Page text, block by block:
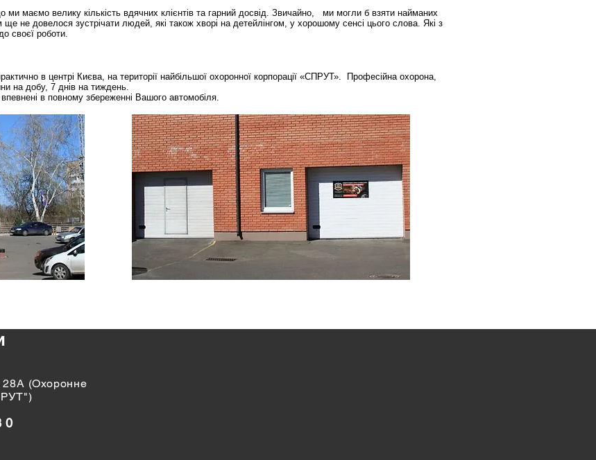
ми маємо велику кількість вдячних клієнтів та гарний досвід. Звичайно, ми могли б взяти найманих
ще не довелося зустрічати людей, які також хворі на детейлінгом, у хорошому сенсі цього слова. Які з
своєї роботи.
в центрі Києва, на території найбільшої охоронної корпорації «СПРУТ». Професійна охорона,
на добу, 7 днів на тиждень.
в повному збереженні Вашого автомобіля.
28А (Охоронне
0